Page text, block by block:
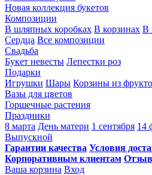
Новая коллекция букетов
Композиции
В шляпных коробках В корзинах В
Сердца Все композиции
Свадьба
Букет невесты Лепестки роз
Подарки
Игрушки Шары Корзины из
Вазы для цветов
Горшечные растения
Праздники
8 марта День матери 1 сентября 14
Выпускной
Гарантии качества Условия
Корпоративным клиентам
Ваша корзина Вход